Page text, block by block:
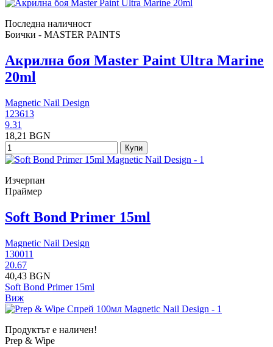
Последна наличност
Боички - MASTER PAINTS
Акрилна боя Master Paint Ultra Marine
20ml
Magnetic Nail Design
123613
9.31
18,21 BGN
Купи
Изчерпан
Праймер
Soft Bond Primer 15ml
Magnetic Nail Design
130011
20.67
40,43 BGN
Soft Bond Primer 15ml
Виж
Продуктът е наличен!
Prep & Wipe